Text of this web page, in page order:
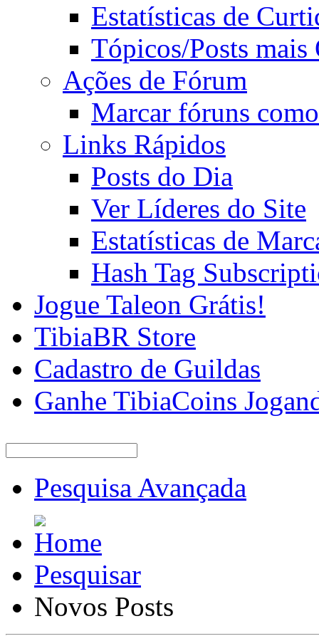
Estatísticas de
Tópicos/Posts mais
Ações de Fórum
Marcar fóruns
Links Rápidos
Posts do Dia
Ver Líderes do Site
Estatísticas de
Hash Tag
Jogue Taleon Grátis!
TibiaBR Store
Cadastro de Guildas
Ganhe TibiaCoins
Pesquisa Avançada
Pesquisar
Novos Posts